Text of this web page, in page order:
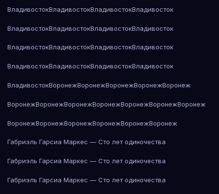
ВладивостокВладивостокВладивостокВладивосток
ВладивостокВладивостокВладивостокВладивосток
ВладивостокВладивостокВладивостокВладивосток
ВладивостокВладивостокВладивостокВладивосток
ВладивостокВоронежВоронежВоронежВоронежВоронеж
ВоронежВоронежВоронежВоронежВоронежВоронежВоронеж
ВоронежВоронежВоронежВоронежВоронежВоронеж
Габриэль Гарсиа Маркес — Сто лет одиночества
Габриэль Гарсиа Маркес — Сто лет одиночества
Габриэль Гарсиа Маркес — Сто лет одиночества